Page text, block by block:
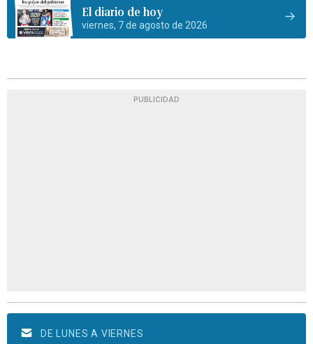
El diario de hoy
viernes, 7 de agosto de 2026
PUBLICIDAD
DE LUNES A VIERNES